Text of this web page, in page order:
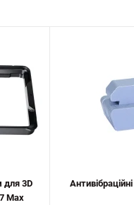
для 3D
Max